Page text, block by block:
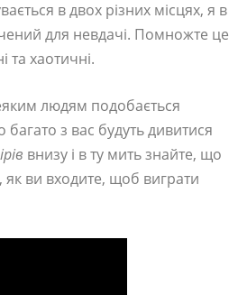
в двох різних місцях, я в
для невдачі. Помножте це
та хаотичні.
людям подобається
з вас будуть дивитися
внизу і в ту мить знайте, що
як ви входите, щоб виграти